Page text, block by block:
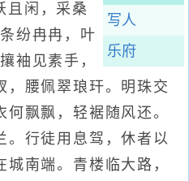
写人
乐府
且闲，采桑
纷冉冉，叶
袖见素手，
，腰佩翠琅玕。明珠交
飘飘，轻裾随风还。
。行徒用息驾，休者以
南端。青楼临大路，